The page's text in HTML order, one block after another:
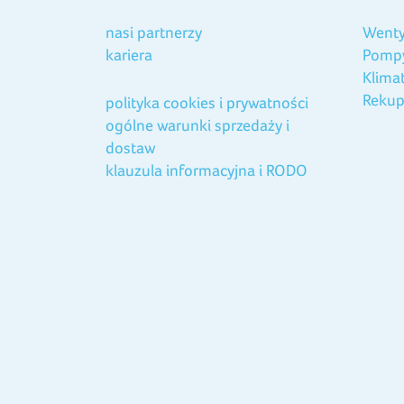
nasi partnerzy
kariera
polityka cookies i prywatności
ogólne warunki sprzedaży i
dostaw
klauzula informacyjna i RODO